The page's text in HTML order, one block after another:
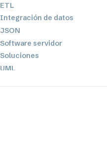
ETL
Integración de datos
JSON
Software servidor
Soluciones
UML